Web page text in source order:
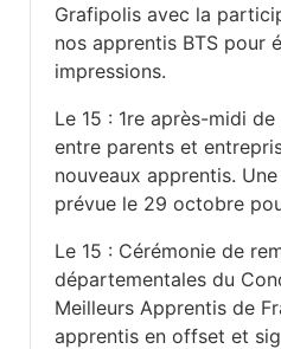
Grafipolis avec la
nos apprentis BTS pour
impressions.
Le 15 : 1re après-midi de
entre parents et
nouveaux apprentis.
prévue le 29 octobre
Le 15 : Cérémonie de
départementales du
Meilleurs Apprentis de
apprentis en offset et